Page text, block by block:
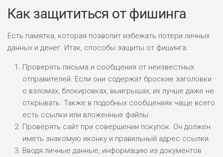
Как защититься от фишинга
Есть памятка, которая позволит избежать потери личных
данных и денег. Итак, способы защиты от фишинга:
Проверять письма и сообщения от неизвестных
отправителей. Если они содержат броские заголовки
о взломах, блокировках, выигрышах, их лучше даже не
открывать. Также в подобных сообщениях чаще всего
есть ссылки или вложенные файлы.
Проверять сайт при совершении покупок. Он должен
иметь знакомую иконку и правильный адрес ссылки.
Вводя личные данные, информацию из документов